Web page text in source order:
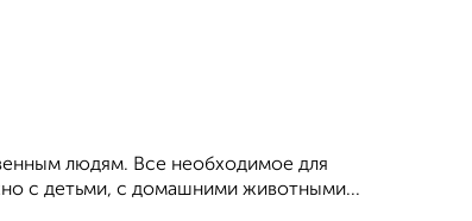
людям. Все необходимое для
с детьми, с домашними животными...